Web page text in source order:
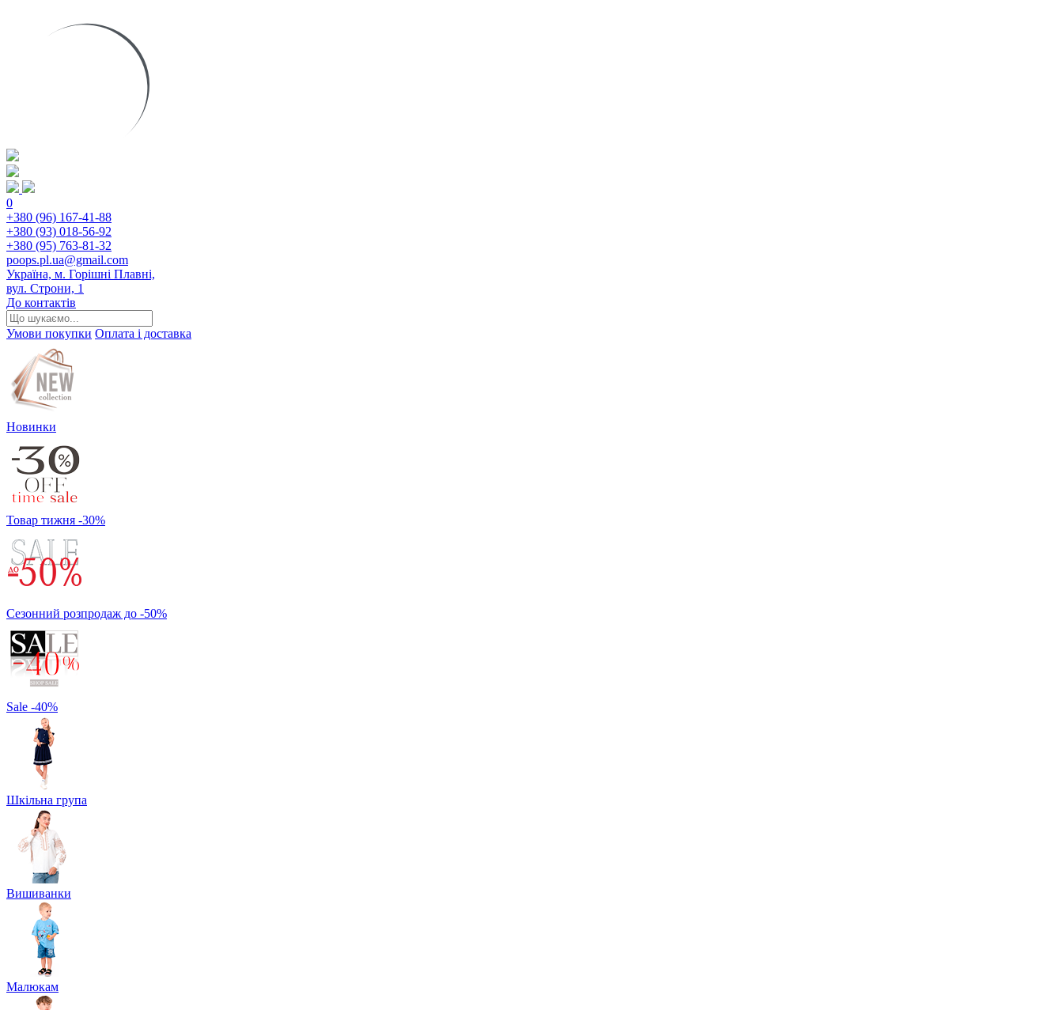
0
+380 (96) 167-41-88
+380 (93) 018-56-92
+380 (95) 763-81-32
poops.pl.ua@gmail.com
Україна, м. Горішні Плавні,
вул. Строни, 1
До контактів
Умови покупки Оплата і доставка
Новинки
Товар тижня -30%
Сезонний розпродаж до -50%
Sale -40%
Шкільна група
Вишиванки
Малюкам